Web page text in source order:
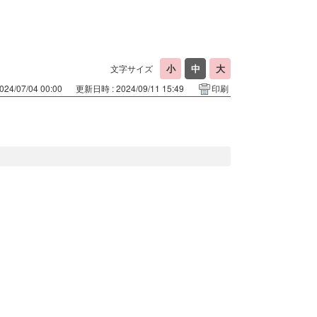
文字サイズ
07/04 00:00 更新日時 : 2024/09/11 15:49 印刷